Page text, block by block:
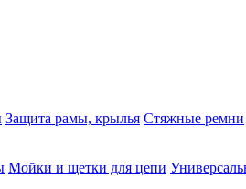
Защита рамы, крылья Стяжные ремни
Мойки и щетки для цепи